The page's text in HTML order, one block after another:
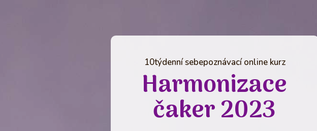
10týdenní sebepoznávací online kurz
Harmonizace
čaker 2023